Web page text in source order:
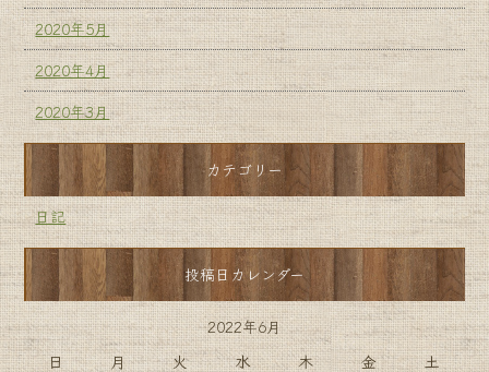
2020年5月
2020年4月
2020年3月
カテゴリー
日記
投稿日カレンダー
2022年6月
日
月 火 水 木 金 土